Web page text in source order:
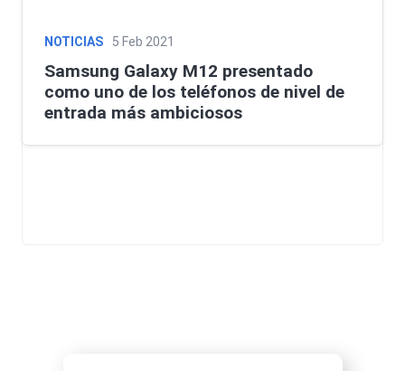
NOTICIAS 5 Feb 2021
Samsung Galaxy M12 presentado
como uno de los teléfonos de nivel de
entrada más ambiciosos